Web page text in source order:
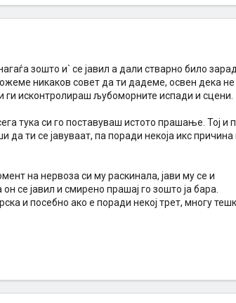
зошто и` се јавил а дали стварно било
никаков совет да ти дадеме, освен дека
исконтролираш љубоморните испади и сцени.
тука си го поставуваш истото прашање. Тој и
ти се јавуваат, па поради некоја икс причина
на нервоза си му раскинала, јави му се и
се јавил и смирено прашај го зошто ја бара.
и посебно ако е поради некој трет, многу